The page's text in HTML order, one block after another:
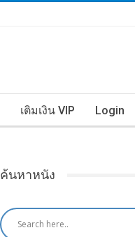
เติมเงิน VIP Login
ค้นหาหนัง